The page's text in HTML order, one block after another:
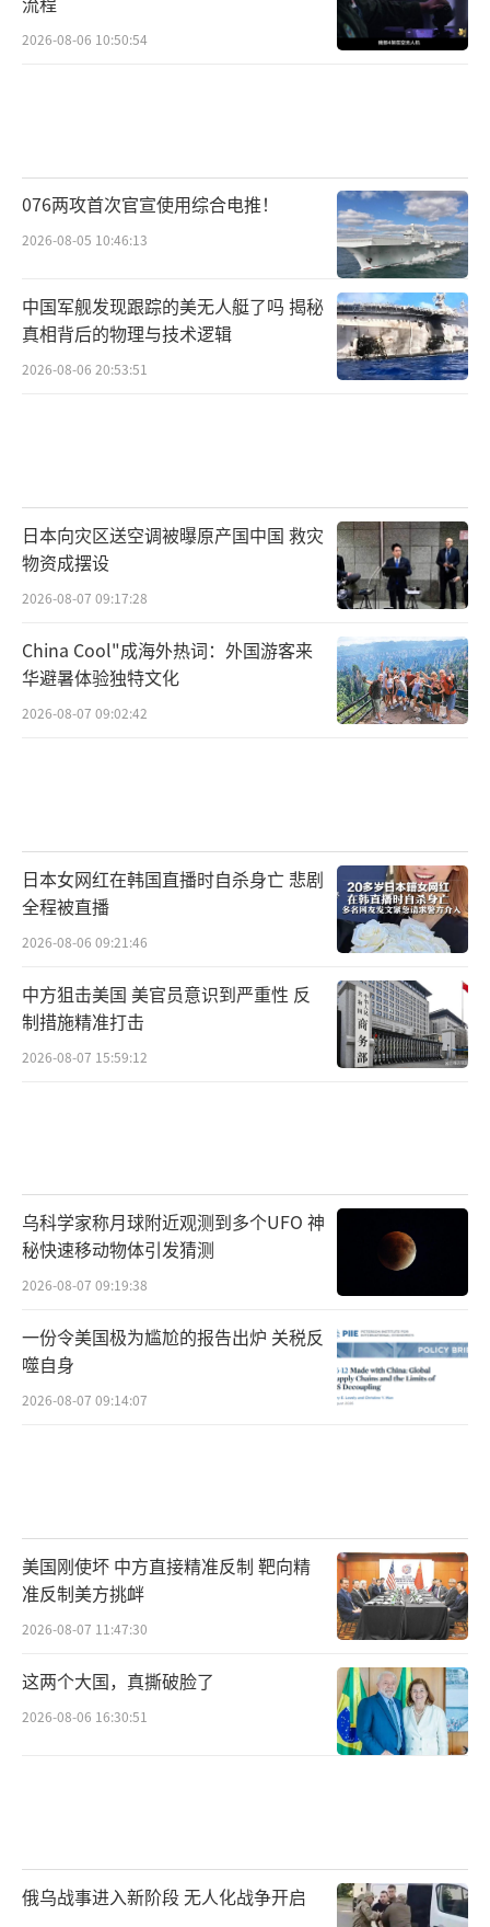
2026-08-06 10:50:54
076两攻首次官宣使用综合电推！
2026-08-05 10:46:13
中国军舰发现跟踪的美无人艇了吗 揭秘
真相背后的物理与技术逻辑
2026-08-06 20:53:51
日本向灾区送空调被曝原产国中国 救灾
物资成摆设
2026-08-07 09:17:28
China Cool"成海外热词：外国游客来
华避暑体验独特文化
2026-08-07 09:02:42
日本女网红在韩国直播时自杀身亡 悲剧
全程被直播
2026-08-06 09:21:46
中方狙击美国 美官员意识到严重性 反
制措施精准打击
2026-08-07 15:59:12
乌科学家称月球附近观测到多个UFO 神
秘快速移动物体引发猜测
2026-08-07 09:19:38
一份令美国极为尴尬的报告出炉 关税反
噬自身
2026-08-07 09:14:07
美国刚使坏 中方直接精准反制 靶向精
准反制美方挑衅
2026-08-07 11:47:30
这两个大国，真撕破脸了
2026-08-06 16:30:51
俄乌战事进入新阶段 无人化战争开启